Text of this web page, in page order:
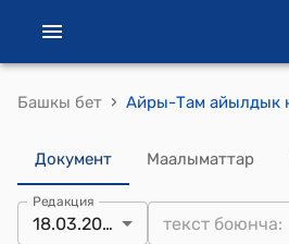
Башкы бет ›
Документ Маалыматтар
Редакция
18.03.2025